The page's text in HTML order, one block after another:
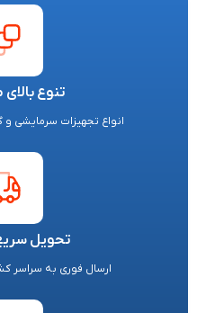
تنوع
انواع تجهیزات سرمایشی و
تحویل
ارسال فوری به سراسر